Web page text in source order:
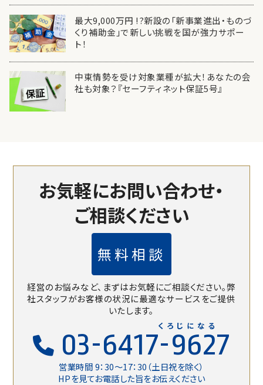
最大9,000万円 !?新設の「新事業進出・ものづ
くり補助金」で新しい挑戦を国が強力サポー
ト！
中東情勢を受け対象業種が拡大！あなたの会
社も対象？『セーフティネット保証5号』
お気軽にお問い合わせ・
ご相談ください
無料相談
経営のお悩みなど、まずはお気軽にご相談ください。弊
社スタッフがお客様の状況に最適なサービスをご提供
いたします。
03-6417-9627
営業時間 9：30〜17：30（土日祝を除く）
HPを見てお電話した旨をお伝えください
くろじになる